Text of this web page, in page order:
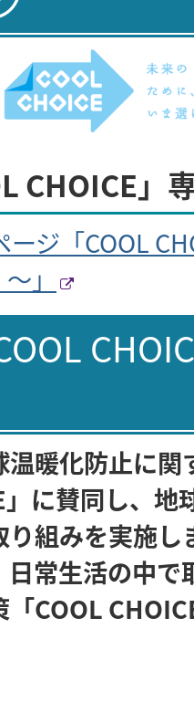
CHOICE」
ジ「COOL
」
暖化防止に関
」に賛同し、
組みを実施し
常生活の中で
COOL